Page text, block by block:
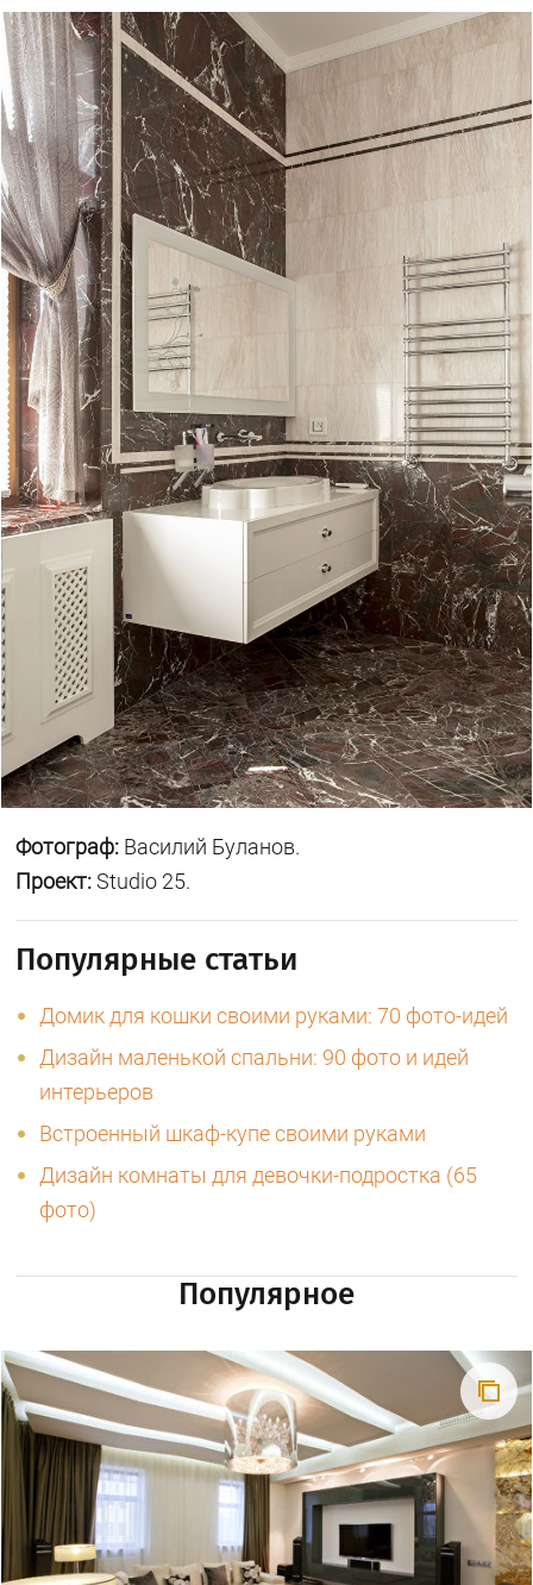
Фотограф: Василий Буланов.
Проект:Studio 25.
Популярные статьи
Домик для кошки своими руками: 70 фото-идей
Дизайн маленькой спальни: 90 фото и идей
интерьеров
Встроенный шкаф-купе своими руками
Дизайн комнаты для девочки-подростка (65
фото)
Популярное